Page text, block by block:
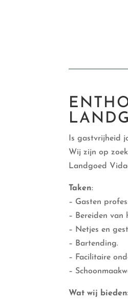
Is gastvrijheid
Wij zijn op
Landgoed
Taken:
– Gasten
– Bereiden van
– Netjes en
– Bartending.
– Facilitaire
–
Wat wij